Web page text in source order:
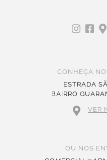
CONHEÇA
ESTRADA
BAIRRO
VER
OU NOS